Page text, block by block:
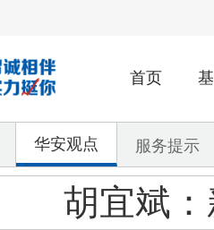
首页
华安观点 服务提示
胡宜斌